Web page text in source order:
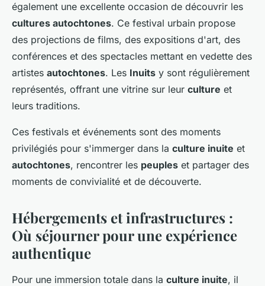
également une excellente occasion de découvrir les
cultures autochtones. Ce festival urbain propose
des projections de films, des expositions d'art, des
conférences et des spectacles mettant en vedette des
artistes autochtones. Les Inuits y sont régulièrement
représentés, offrant une vitrine sur leur culture et
leurs traditions.
Ces festivals et événements sont des moments
privilégiés pour s'immerger dans la culture inuite et
autochtones, rencontrer les peuples et partager des
moments de convivialité et de découverte.
Hébergements et infrastructures :
Où séjourner pour une expérience
authentique
Pour une immersion totale dans la culture inuite, il